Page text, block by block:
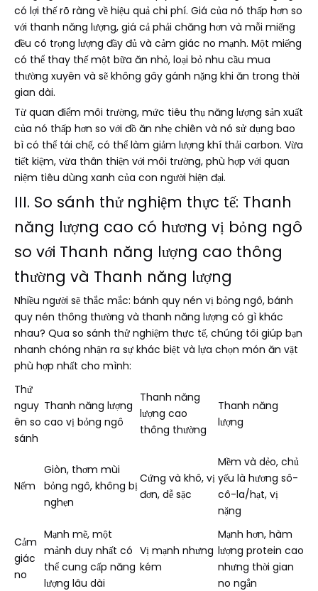
có lợi thế rõ ràng về hiệu quả chi phí. Giá của nó thấp hơn so
với thanh năng lượng, giá cả phải chăng hơn và mỗi miếng
đều có trọng lượng đầy đủ và cảm giác no mạnh. Một miếng
có thể thay thế một bữa ăn nhỏ, loại bỏ nhu cầu mua
thường xuyên và sẽ không gây gánh nặng khi ăn trong thời
gian dài.
Từ quan điểm môi trường, mức tiêu thụ năng lượng sản xuất
của nó thấp hơn so với đồ ăn nhẹ chiên và nó sử dụng bao
bì có thể tái chế, có thể làm giảm lượng khí thải carbon. Vừa
tiết kiệm, vừa thân thiện với môi trường, phù hợp với quan
niệm tiêu dùng xanh của con người hiện đại.
III. So sánh thử nghiệm thực tế: Thanh
năng lượng cao có hương vị bỏng ngô
so với Thanh năng lượng cao thông
thường và Thanh năng lượng
Nhiều người sẽ thắc mắc: bánh quy nén vị bỏng ngô, bánh
quy nén thông thường và thanh năng lượng có gì khác
nhau? Qua so sánh thử nghiệm thực tế, chúng tôi giúp bạn
nhanh chóng nhận ra sự khác biệt và lựa chọn món ăn vặt
phù hợp nhất cho mình:
Thứ
nguy
ên so
sánh
Thanh năng lượng
cao vị bỏng ngô
Thanh năng
lượng cao
thông thường
Thanh năng
lượng
Nếm
Giòn, thơm mùi
bỏng ngô, không bị
nghẹn
Cứng và khô, vị
đơn, dễ sặc
Mềm và dẻo, chủ
yếu là hương sô-
cô-la/hạt, vị
nặng
Cảm
giác
no
Mạnh mẽ, một
mảnh duy nhất có
thể cung cấp năng
lượng lâu dài
Vị mạnh nhưng
kém
Mạnh hơn, hàm
lượng protein cao
nhưng thời gian
no ngắn